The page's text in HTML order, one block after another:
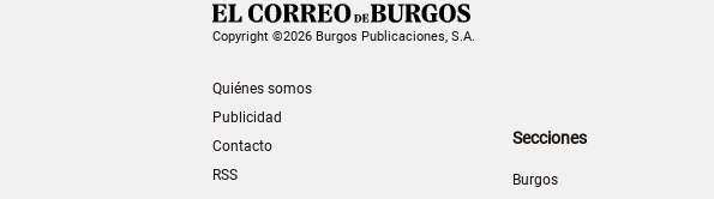
Copyright ©2026 Burgos Publicaciones, S.A.
Quiénes somos
Publicidad
Contacto
RSS
Secciones
Burgos